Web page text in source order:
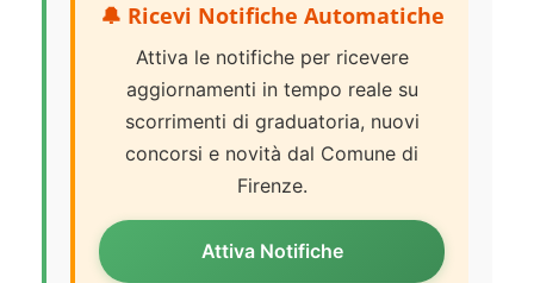
🔔 Ricevi Notifiche Automatiche
Attiva le notifiche per ricevere
aggiornamenti in tempo reale su
scorrimenti di graduatoria, nuovi
concorsi e novità dal Comune di
Firenze.
Attiva Notifiche